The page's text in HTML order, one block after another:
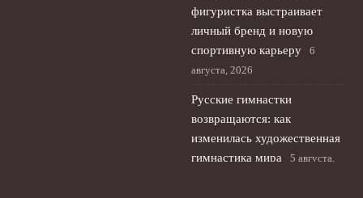
фигуристка выстраивает
личный бренд и новую
спортивную карьеру
6
августа, 2026
Русские гимнастки
возвращаются: как
изменилась художественная
гимнастика мира
5 августа,